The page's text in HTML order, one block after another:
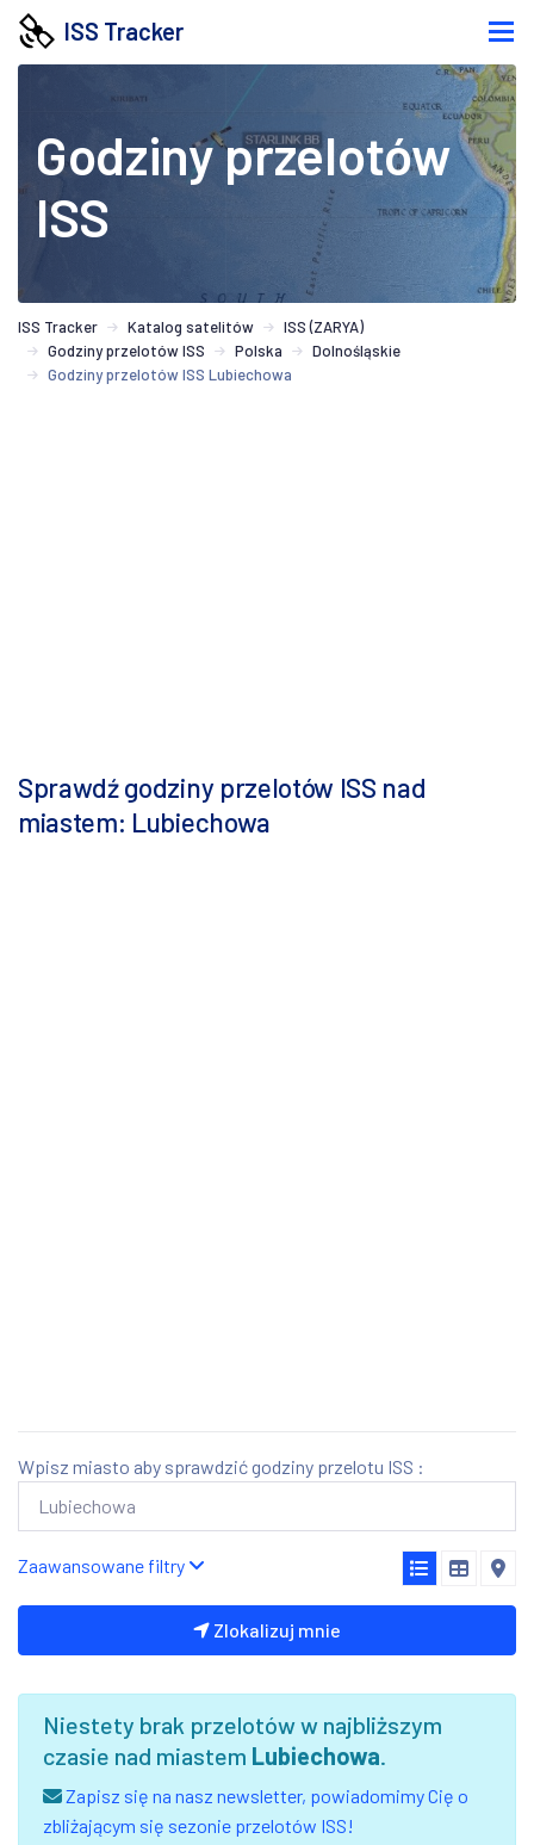
ISS Tracker
Godziny przelotów
ISS
ISS Tracker Katalog satelitów
ISS (ZARYA)
Godziny przelotów ISS
Polska
Dolnośląskie
Godziny przelotów ISS Lubiechowa
Sprawdź godziny przelotów ISS nad
miastem: Lubiechowa
Wpisz miasto aby sprawdzić godziny przelotu ISS :
Zaawansowane filtry
Zlokalizuj mnie
Niestety brak przelotów w najbliższym
czasie nad miastem Lubiechowa.
Zapisz się na nasz newsletter, powiadomimy Cię o
zbliżającym się sezonie przelotów ISS!